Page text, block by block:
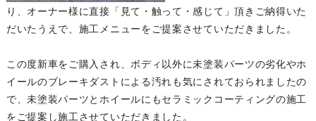
り、オーナー様に直接「見て・触って・感じて」頂きご納得いた
だいたうえで、施工メニューをご提案させていただきました。
この度新車をご購入され、ボディ以外に未塗装パーツの劣化やホ
イールのブレーキダストによる汚れも気にされておられましたの
で、未塗装パーツとホイールにもセラミックコーティングの施工
をご提案し施工させていただきました。